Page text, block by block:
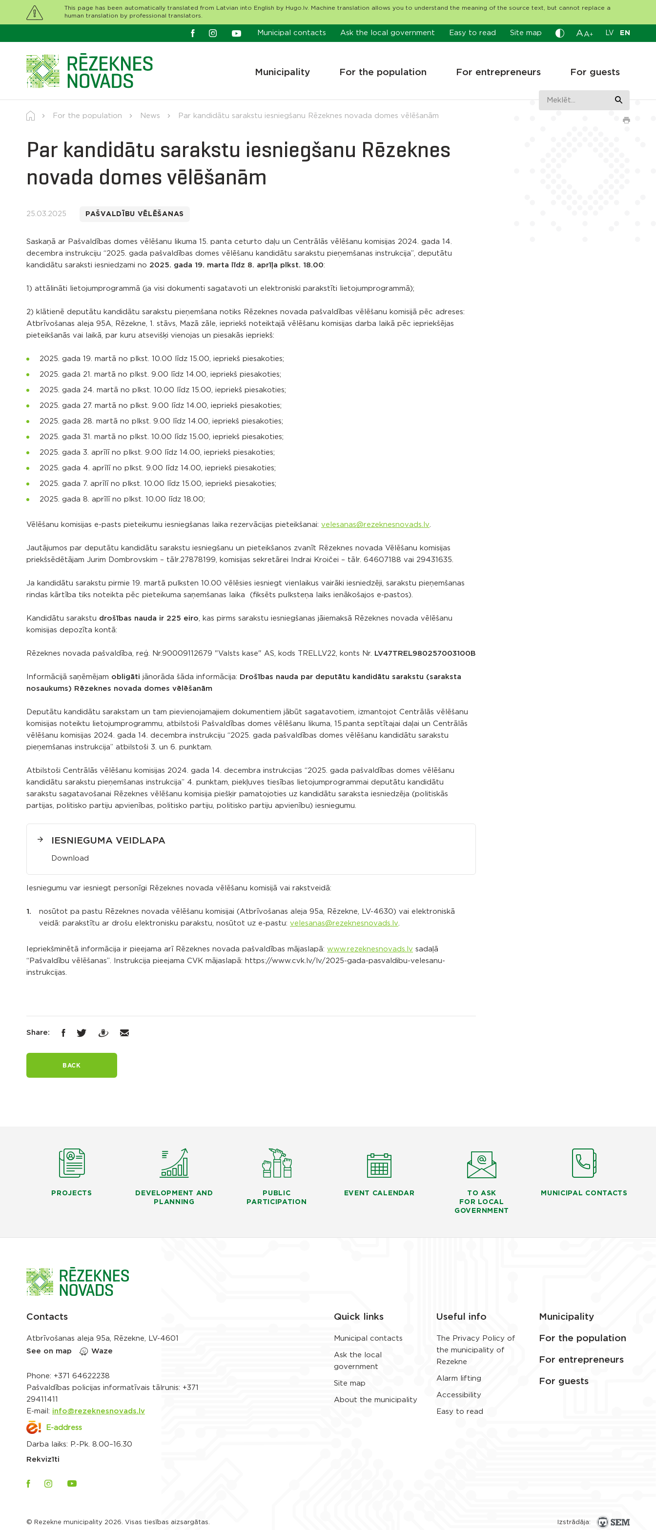
This page has been automatically translated from Latvian into English by Hugo.lv. Machine translation allows you to understand the meaning of the source text, but cannot replace a
human translation by professional translators.
Municipal contacts Ask the local government Easy to read Site map A A+ LV EN
Municipality For the population For entrepreneurs For guests
For the population News Par kandidātu sarakstu iesniegšanu Rēzeknes novada domes vēlēšanām
Par kandidātu sarakstu iesniegšanu Rēzeknes
novada domes vēlēšanām
25.03.2025 PAŠVALDĪBU VĒLĒŠANAS
Saskaņā ar Pašvaldības domes vēlēšanu likuma 15. panta ceturto daļu un Centrālās vēlēšanu komisijas 2024. gada 14.
decembra instrukciju “2025. gada pašvaldības domes vēlēšanu kandidātu sarakstu pieņemšanas instrukcija”, deputātu
kandidātu saraksti iesniedzami no 2025. gada 19. marta līdz 8. aprīļa plkst. 18.00:
1) attālināti lietojumprogrammā (ja visi dokumenti sagatavoti un elektroniski parakstīti lietojumprogrammā);
2) klātienē deputātu kandidātu sarakstu pieņemšana notiks Rēzeknes novada pašvaldības vēlēšanu komisijā pēc adreses:
Atbrīvošanas aleja 95A, Rēzekne, 1. stāvs, Mazā zāle, iepriekš noteiktajā vēlēšanu komisijas darba laikā pēc iepriekšējas
pieteikšanās vai laikā, par kuru atsevišķi vienojas un piesakās iepriekš:
2025. gada 19. martā no plkst. 10.00 līdz 15.00, iepriekš piesakoties;
2025. gada 21. martā no plkst. 9.00 līdz 14.00, iepriekš piesakoties;
2025. gada 24. martā no plkst. 10.00 līdz 15.00, iepriekš piesakoties;
2025. gada 27. martā no plkst. 9.00 līdz 14.00, iepriekš piesakoties;
2025. gada 28. martā no plkst. 9.00 līdz 14.00, iepriekš piesakoties;
2025. gada 31. martā no plkst. 10.00 līdz 15.00, iepriekš piesakoties;
2025. gada 3. aprīlī no plkst. 9.00 līdz 14.00, iepriekš piesakoties;
2025. gada 4. aprīlī no plkst. 9.00 līdz 14.00, iepriekš piesakoties;
2025. gada 7. aprīlī no plkst. 10.00 līdz 15.00, iepriekš piesakoties;
2025. gada 8. aprīlī no plkst. 10.00 līdz 18.00;
Vēlēšanu komisijas e-pasts pieteikumu iesniegšanas laika rezervācijas pieteikšanai: velesanas@rezeknesnovads.lv.
Jautājumos par deputātu kandidātu sarakstu iesniegšanu un pieteikšanos zvanīt Rēzeknes novada Vēlēšanu komisijas
priekšsēdētājam Jurim Dombrovskim – tālr.27878199, komisijas sekretārei Indrai Kroičei – tālr. 64607188 vai 29431635.
Ja kandidātu sarakstu pirmie 19. martā pulksten 10.00 vēlēsies iesniegt vienlaikus vairāki iesniedzēji, sarakstu pieņemšanas
rindas kārtība tiks noteikta pēc pieteikuma saņemšanas laika (fiksēts pulksteņa laiks ienākošajos e-pastos).
Kandidātu sarakstu drošības nauda ir 225 eiro, kas pirms sarakstu iesniegšanas jāiemaksā Rēzeknes novada vēlēšanu
komisijas depozīta kontā:
Rēzeknes novada pašvaldība, reģ. Nr.90009112679 "Valsts kase" AS, kods TRELLV22, konts Nr. LV47TREL980257003100B
Informācijā saņēmējam obligāti jānorāda šāda informācija: Drošības nauda par deputātu kandidātu sarakstu (saraksta
nosaukums) Rēzeknes novada domes vēlēšanām
Deputātu kandidātu sarakstam un tam pievienojamajiem dokumentiem jābūt sagatavotiem, izmantojot Centrālās vēlēšanu
komisijas noteiktu lietojumprogrammu, atbilstoši Pašvaldības domes vēlēšanu likuma, 15.panta septītajai daļai un Centrālās
vēlēšanu komisijas 2024. gada 14. decembra instrukciju “2025. gada pašvaldības domes vēlēšanu kandidātu sarakstu
pieņemšanas instrukcija” atbilstoši 3. un 6. punktam.
Atbilstoši Centrālās vēlēšanu komisijas 2024. gada 14. decembra instrukcijas “2025. gada pašvaldības domes vēlēšanu
kandidātu sarakstu pieņemšanas instrukcija” 4. punktam, piekļuves tiesības lietojumprogrammai deputātu kandidātu
sarakstu sagatavošanai Rēzeknes vēlēšanu komisija piešķir pamatojoties uz kandidātu saraksta iesniedzēja (politiskās
partijas, politisko partiju apvienības, politisko partiju, politisko partiju apvienību) iesniegumu.
IESNIEGUMA VEIDLAPA
Download
Iesniegumu var iesniegt personīgi Rēzeknes novada vēlēšanu komisijā vai rakstveidā:
nosūtot pa pastu Rēzeknes novada vēlēšanu komisijai (Atbrīvošanas aleja 95a, Rēzekne, LV-4630) vai elektroniskā
veidā: parakstītu ar drošu elektronisku parakstu, nosūtot uz e-pastu: velesanas@rezeknesnovads.lv.
Iepriekšminētā informācija ir pieejama arī Rēzeknes novada pašvaldības mājaslapā: www.rezeknesnovads.lv sadaļā
“Pašvaldību vēlēšanas”. Instrukcija pieejama CVK mājaslapā: https://www.cvk.lv/lv/2025-gada-pasvaldibu-velesanu-
instrukcijas.
Share:
BACK
PROJECTS
DEVELOPMENT AND
PLANNING
PUBLIC
PARTICIPATION
EVENT CALENDAR
TO ASK
FOR LOCAL
GOVERNMENT
MUNICIPAL CONTACTS
Contacts
Atbrīvošanas aleja 95a, Rēzekne, LV-4601
See on map
Waze
Phone: +371 64622238
Pašvaldības policijas informatīvais tālrunis: +371
29411411
E-mail: info@rezeknesnovads.lv
E-address
Darba laiks: P.-Pk. 8.00–16.30
Rekvizīti
Quick links
Municipal contacts
Ask the local
government
Site map
About the municipality
Useful info
The Privacy Policy of
the municipality of
Rezekne
Alarm lifting
Accessibility
Easy to read
Municipality
For the population
For entrepreneurs
For guests
© Rezekne municipality 2026. Visas tiesības aizsargātas. Izstrādāja: